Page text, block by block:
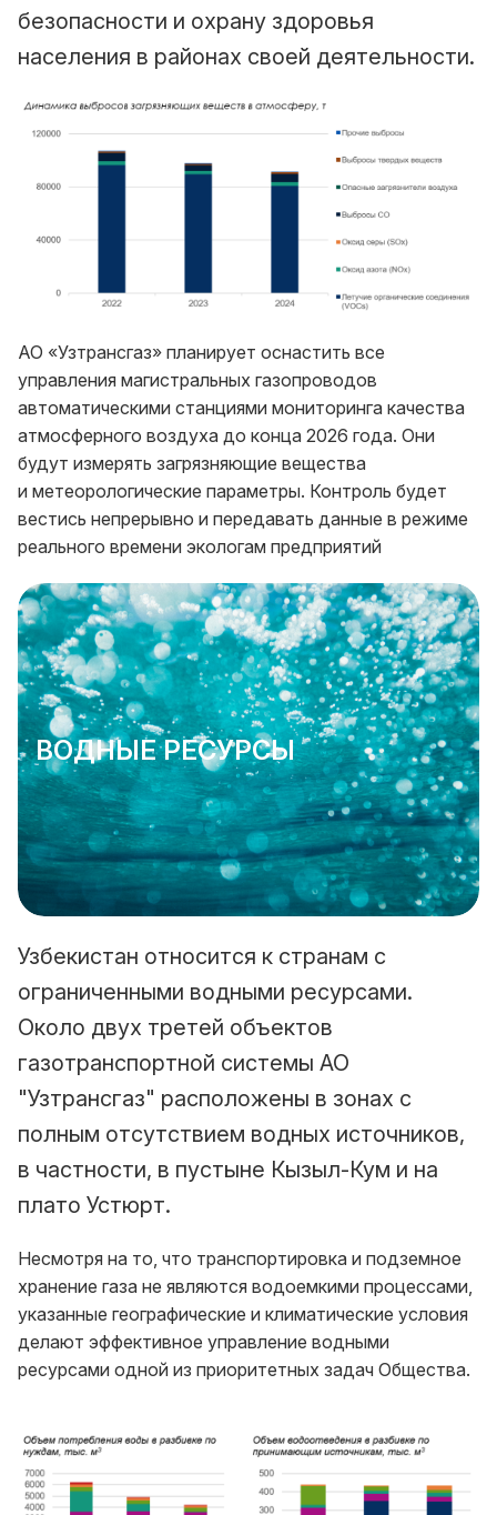
безопасности и охрану здоровья
населения в районах своей деятельности.
АО «Узтрансгаз» планирует оснастить все
управления магистральных газопроводов
автоматическими станциями мониторинга качества
атмосферного воздуха до конца 2026 года. Они
будут измерять загрязняющие вещества
и метеорологические параметры. Контроль будет
вестись непрерывно и передавать данные в режиме
реального времени экологам предприятий
ВОДНЫЕ РЕСУРСЫ
Узбекистан относится к странам с
ограниченными водными ресурсами.
Около двух третей объектов
газотранспортной системы АО
"Узтрансгаз" расположены в зонах с
полным отсутствием водных источников,
в частности, в пустыне Кызыл-Кум и на
плато Устюрт.
Несмотря на то, что транспортировка и подземное
хранение газа не являются водоемкими процессами,
указанные географические и климатические условия
делают эффективное управление водными
ресурсами одной из приоритетных задач Общества.